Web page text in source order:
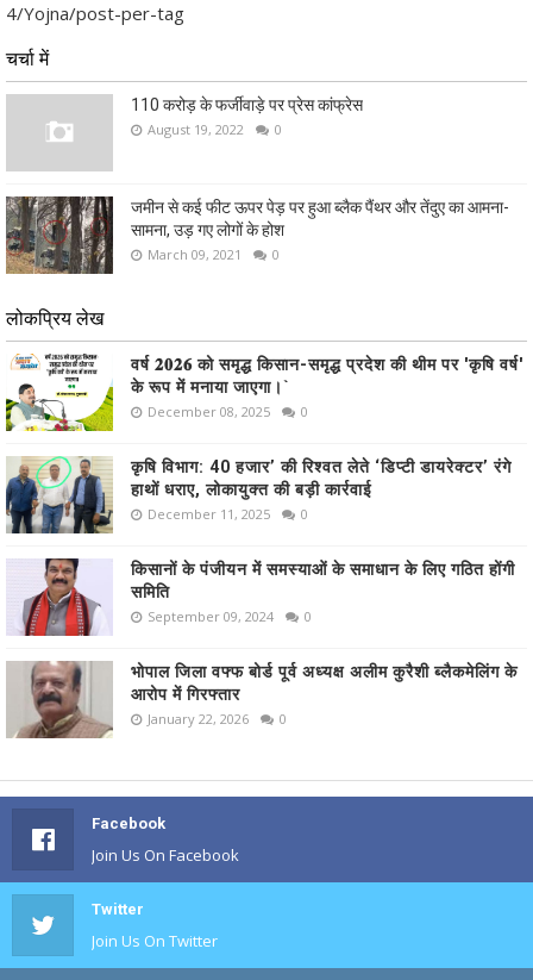
4/Yojna/post-per-tag
चर्चा में
110 करोड़ के फर्जीवाड़े पर प्रेस कांफ्रेस
August 19, 2022 0
जमीन से कई फीट ऊपर पेड़ पर हुआ ब्लैक पैंथर और तेंदुए का आमना-
सामना, उड़ गए लोगों के होश
March 09, 2021 0
लोकप्रिय लेख
वर्ष 𝟐𝟎𝟐𝟔 को समृद्ध किसान-समृद्ध प्रदेश की थीम पर 'कृषि वर्ष'
के रूप में मनाया जाएगा।`
December 08, 2025 0
कृषि विभाग: 40 हजार’ की रिश्वत लेते ‘डिप्टी डायरेक्टर’ रंगे
हाथों धराए, लोकायुक्त की बड़ी कार्रवाई
December 11, 2025 0
किसानों के पंजीयन में समस्याओं के समाधान के लिए गठित होंगी
समिति
September 09, 2024 0
भोपाल जिला वफ्फ बोर्ड पूर्व अध्यक्ष अलीम कुरैशी ब्लैकमेलिंग के
आरोप में गिरफ्तार
January 22, 2026 0
Facebook
Join Us On Facebook
Twitter
Join Us On Twitter